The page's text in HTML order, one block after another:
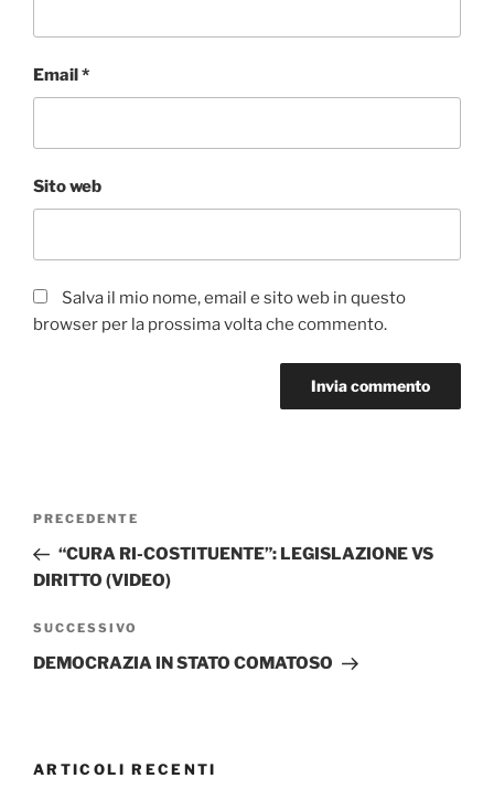
Email *
Sito web
Salva il mio nome, email e sito web in questo
browser per la prossima volta che commento.
Navigazione
Articolo
precedente:
PRECEDENTE
“CURA RI-COSTITUENTE”: LEGISLAZIONE VS
DIRITTO (VIDEO)
Articolo
successivo
SUCCESSIVO
DEMOCRAZIA IN STATO COMATOSO
ARTICOLI RECENTI